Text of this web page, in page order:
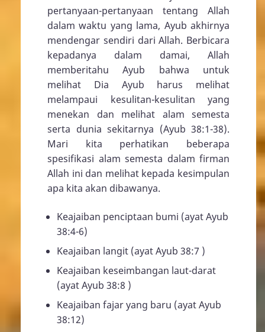
pertanyaan-pertanyaan tentang Allah
dalam waktu yang lama, Ayub akhirnya
mendengar sendiri dari Allah. Berbicara
kepadanya dalam damai, Allah
memberitahu Ayub bahwa untuk
melihat Dia Ayub harus melihat
melampaui kesulitan-kesulitan yang
menekan dan melihat alam semesta
serta dunia sekitarnya (Ayub 38:1-38).
Mari kita perhatikan beberapa
spesifikasi alam semesta dalam firman
Allah ini dan melihat kepada kesimpulan
apa kita akan dibawanya.
Keajaiban penciptaan bumi (ayatAyub
38:4-6)
Keajaiban langit (ayatAyub 38:7 )
Keajaiban keseimbangan laut-darat
(ayatAyub 38:8 )
Keajaiban fajar yang baru (ayatAyub
38:12)